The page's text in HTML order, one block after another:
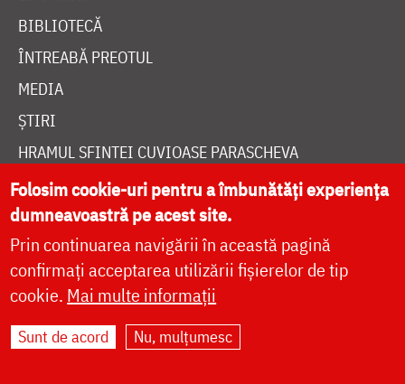
BIBLIOTECĂ
ÎNTREABĂ PREOTUL
MEDIA
ȘTIRI
HRAMUL SFINTEI CUVIOASE PARASCHEVA
AUTORI
PĂRINȚI DUHOVNICEȘTI
MAICI CU VIAȚĂ DUHOVNICEASCĂ
TEMATICĂ
SINAXAR ALFABETIC
Folosim cookie-uri pentru a îmbunătăți experiența
dumneavoastră pe acest site.
Prin continuarea navigării în această pagină
confirmați acceptarea utilizării fișierelor de tip
cookie. Mai multe informații
Sunt de acord Nu, mulțumesc